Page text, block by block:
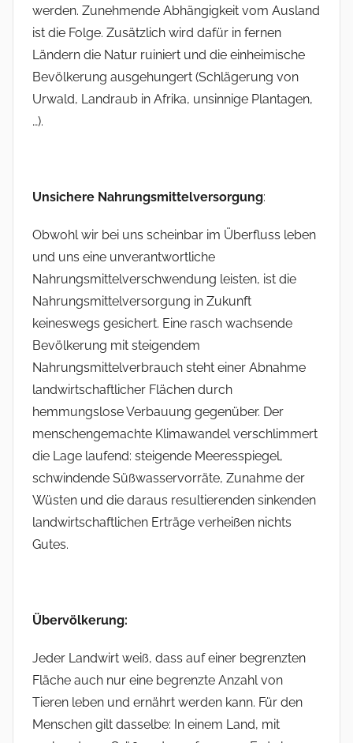
werden. Zunehmende Abhängigkeit vom Ausland
ist die Folge. Zusätzlich wird dafür in fernen
Ländern die Natur ruiniert und die einheimische
Bevölkerung ausgehungert (Schlägerung von
Urwald, Landraub in Afrika, unsinnige Plantagen,
…).
Unsichere Nahrungsmittelversorgung:
Obwohl wir bei uns scheinbar im Überfluss leben
und uns eine unverantwortliche
Nahrungsmittelverschwendung leisten, ist die
Nahrungsmittelversorgung in Zukunft
keineswegs gesichert. Eine rasch wachsende
Bevölkerung mit steigendem
Nahrungsmittelverbrauch steht einer Abnahme
landwirtschaftlicher Flächen durch
hemmungslose Verbauung gegenüber. Der
menschengemachte Klimawandel verschlimmert
die Lage laufend: steigende Meeresspiegel,
schwindende Süßwasservorräte, Zunahme der
Wüsten und die daraus resultierenden sinkenden
landwirtschaftlichen Erträge verheißen nichts
Gutes.
Übervölkerung:
Jeder Landwirt weiß, dass auf einer begrenzten
Fläche auch nur eine begrenzte Anzahl von
Tieren leben und ernährt werden kann. Für den
Menschen gilt dasselbe: In einem Land, mit